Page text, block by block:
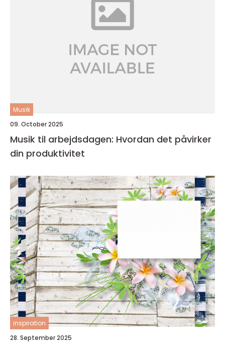
Musik
09. October 2025
Musik til arbejdsdagen: Hvordan det påvirker
din produktivitet
inspiration
28. September 2025